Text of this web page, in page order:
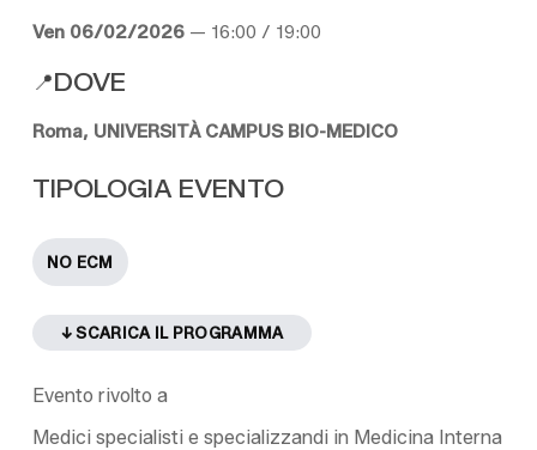
Ven 06/02/2026— 16:00 / 19:00
↓ SCARICA IL PROGRAMMA
DOVE
Roma, UNIVERSITÀ CAMPUS BIO-MEDICO
TIPOLOGIA EVENTO
NO ECM
Evento rivolto a
Medici specialisti e specializzandi in Medicina Interna